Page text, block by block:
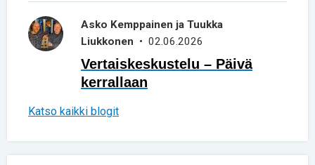
Asko Kemppainen ja Tuukka
Liukkonen • 02.06.2026
Vertaiskeskustelu – Päivä
kerrallaan
Katso kaikki blogit